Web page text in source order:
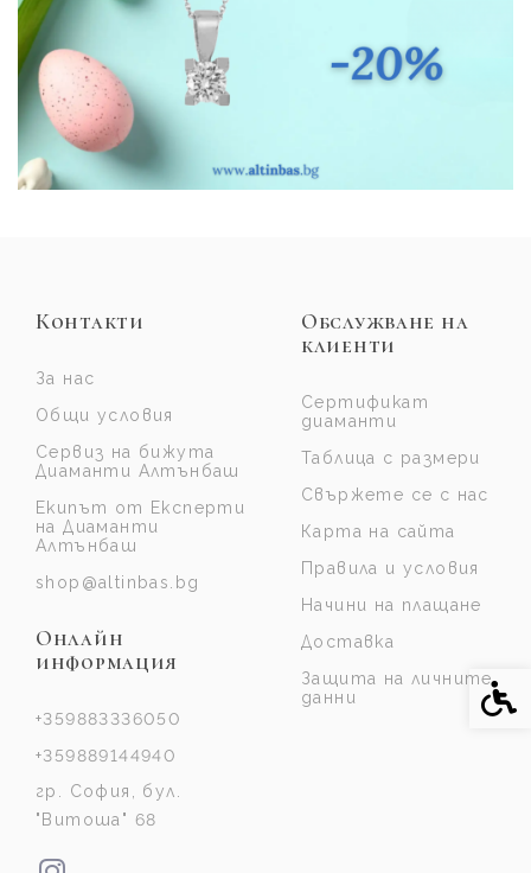
Контакти
За нас
Общи условия
Сервиз на бижута
Диаманти Алтънбаш
Екипът от Експерти
на Диаманти
Алтънбаш
shop@altinbas.bg
Онлайн
информация
+359883336050
+359889144940
гр. София, бул.
"Витоша" 68
Обслужване на
клиенти
Сертификат
диаманти
Таблица с размери
Свържете се с нас
Карта на сайта
Правила и условия
Начини на плащане
Доставка
Защита на личните
данни